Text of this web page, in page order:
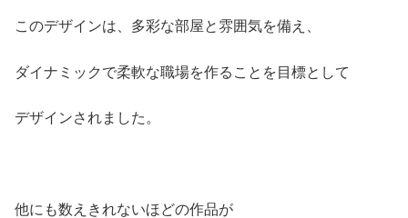
このデザインは、多彩な部屋と雰囲気を備え、
ダイナミックで柔軟な職場を作ることを目標として
デザインされました。
他にも数えきれないほどの作品が